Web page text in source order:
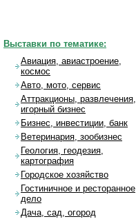
Выставки по тематике:
Авиация, авиастроение,
космос
Авто, мото, сервис
Аттракционы, развлечения,
игорный бизнес
Бизнес, инвестиции, банк
Ветеринария, зообизнес
Геология, геодезия,
картография
Городское хозяйство
Гостиничное и ресторанное
дело
Дача, сад, огород